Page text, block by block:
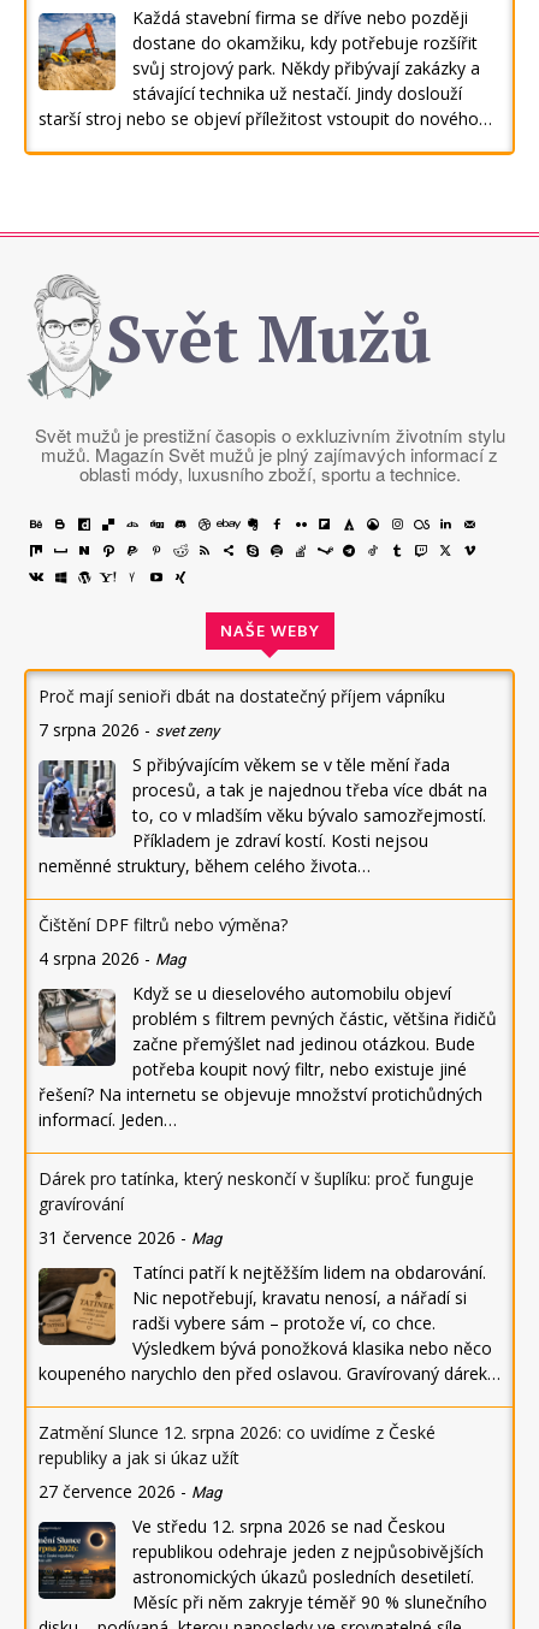
Každá stavební firma se dříve nebo později
dostane do okamžiku, kdy potřebuje rozšířit
svůj strojový park. Někdy přibývají zakázky a
stávající technika už nestačí. Jindy doslouží
starší stroj nebo se objeví příležitost vstoupit do nového…
Svět Mužů
Svět mužů je prestižní časopis o exkluzivním životním stylu
mužů. Magazín Svět mužů je plný zajímavých informací z
oblasti módy, luxusního zboží, sportu a technice.
NAŠE WEBY
Proč mají senioři dbát na dostatečný příjem vápníku
7 srpna 2026 - svet zeny
S přibývajícím věkem se v těle mění řada
procesů, a tak je najednou třeba více dbát na
to, co v mladším věku bývalo samozřejmostí.
Příkladem je zdraví kostí. Kosti nejsou
neměnné struktury, během celého života…
Čištění DPF filtrů nebo výměna?
4 srpna 2026 - Mag
Když se u dieselového automobilu objeví
problém s filtrem pevných částic, většina řidičů
začne přemýšlet nad jedinou otázkou. Bude
potřeba koupit nový filtr, nebo existuje jiné
řešení? Na internetu se objevuje množství protichůdných
informací. Jeden…
Dárek pro tatínka, který neskončí v šuplíku: proč funguje
gravírování
31 července 2026 - Mag
Tatínci patří k nejtěžším lidem na obdarování.
Nic nepotřebují, kravatu nenosí, a nářadí si
radši vybere sám – protože ví, co chce.
Výsledkem bývá ponožková klasika nebo něco
koupeného narychlo den před oslavou. Gravírovaný dárek…
Zatmění Slunce 12. srpna 2026: co uvidíme z České
republiky a jak si úkaz užít
27 července 2026 - Mag
Ve středu 12. srpna 2026 se nad Českou
republikou odehraje jeden z nejpůsobivějších
astronomických úkazů posledních desetiletí.
Měsíc při něm zakryje téměř 90 % slunečního